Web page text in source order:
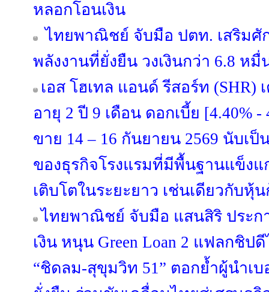
หลอกโอนเงิน
ไทยพาณิชย์ จับมือ ปตท. เสริมศั
พลังงานที่ยั่งยืน วงเงินกว่า 6.8 ห
เอส โฮเทล แอนด์ รีสอร์ท
อายุ 2 ปี 9 เดือน ดอกเบี้ย [4.40%
ขาย 14 – 16 กันยายน 2569 นับเ
ของธุรกิจโรงแรมที่มีพื้นฐานแข็ง
เติบโตในระยะยาว เช่นเดียวกับหุ้
ไทยพาณิชย์ จับมือ แสนสิริ ประก
เงิน หนุน Green Loan 2 แฟลกชิป
“ชิดลม-สุขุมวิท 51” ตอกย้ำผู้นำเ